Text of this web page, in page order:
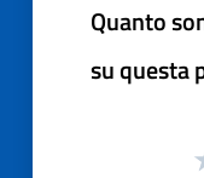
Quanto
su questa